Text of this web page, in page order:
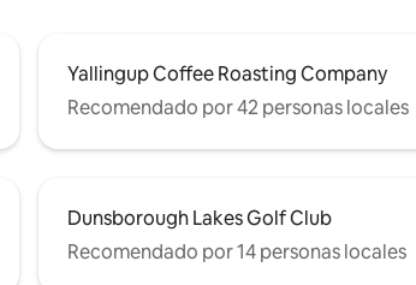
Yallingup Coffee Roasting Company
Recomendado por 42 personas locales
Dunsborough Lakes Golf Club
Recomendado por 14 personas locales